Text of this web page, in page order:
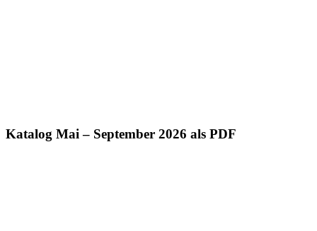
Katalog Mai – September 2026 als PDF